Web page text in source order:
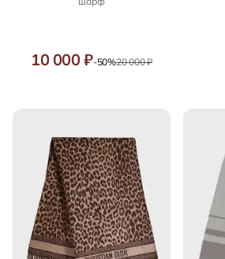
10 000 ₽-50%20 000 ₽